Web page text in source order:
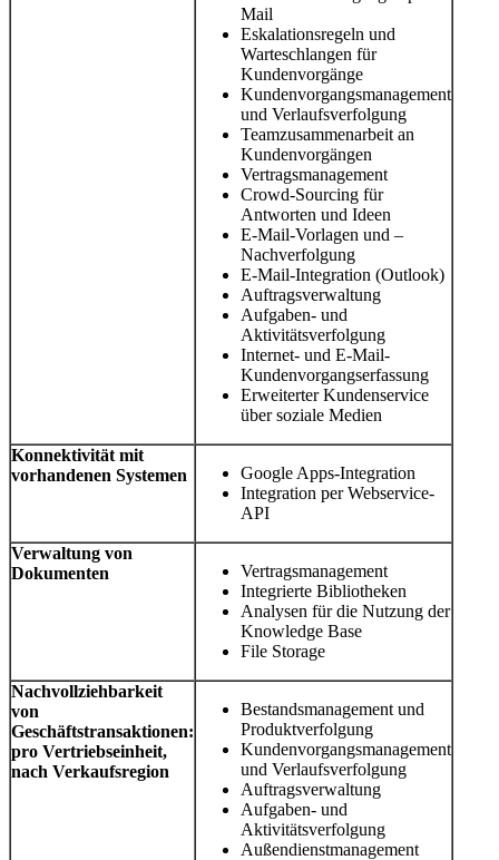
Mail
Eskalationsregeln und
Warteschlangen für
Kundenvorgänge
Kundenvorgangsmanagement
und Verlaufsverfolgung
Teamzusammenarbeit an
Kundenvorgängen
Vertragsmanagement
Crowd-Sourcing für
Antworten und Ideen
E-Mail-Vorlagen und –
Nachverfolgung
E-Mail-Integration (Outlook)
Auftragsverwaltung
Aufgaben- und
Aktivitätsverfolgung
Internet- und E-Mail-
Kundenvorgangserfassung
Erweiterter Kundenservice
über soziale Medien
Konnektivität mit
vorhandenen Systemen
Google Apps-Integration
Integration per Webservice-
API
Verwaltung von
Dokumenten
Vertragsmanagement
Integrierte Bibliotheken
Analysen für die Nutzung der
Knowledge Base
File Storage
Nachvollziehbarkeit
von
Geschäftstransaktionen:
pro Vertriebseinheit,
nach Verkaufsregion
Bestandsmanagement und
Produktverfolgung
Kundenvorgangsmanagement
und Verlaufsverfolgung
Auftragsverwaltung
Aufgaben- und
Aktivitätsverfolgung
Außendienstmanagement